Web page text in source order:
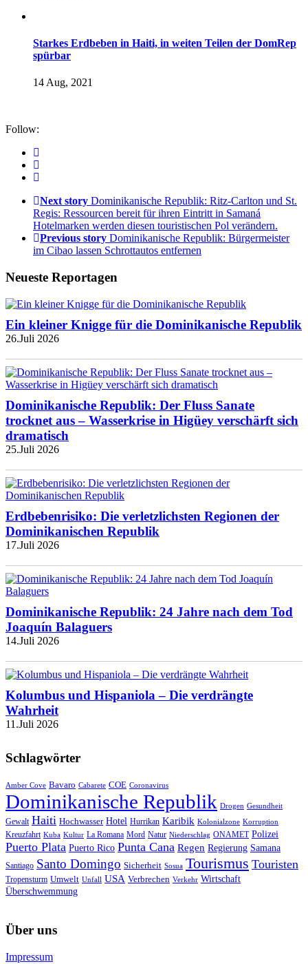
Starkes Erdbeben in Haiti, in weiten Teilen der DomRep
spürbar
14 Aug, 2021
Follow:
Next story Dominikanische Republik: Ritz-Carlton und St.
Regis: Ressourcen bereit für ihren Eintritt in Samaná
Hotelmarken werden diesen touristischen Pol verändern.
Previous story Dominikanische Republik: Bürgermeister
im Cibao lassen Schrottautos entfernen
Neueste Reportagen
Ein kleiner Knigge für die Dominikanische Republik
26.Juli 2026
Dominikanische Republik: Der Fluss Sanate
trocknet aus – Wasserkrise in Higüey verschärft sich
dramatisch
25.Juli 2026
Erdbebenrisiko: Die verletzlichsten Regionen der
Dominikanischen Republik
17.Juli 2026
Dominikanische Republik: 24 Jahre nach dem Tod
Joaquín Balaguers
14.Juli 2026
Kolumbus und Hispaniola – Die verdrängte
Wahrheit
11.Juli 2026
Schlagwörter
Amber Cove Bavaro Cabarete COE Coronavirus
Dominikanische Republik Drogen Gesundheit
Gewalt Haiti Hochwasser Hotel Hurrikan Karibik Kolonialzone Korruption
Kreuzfahrt Kuba Kultur La Romana Mord Natur Niederschlag ONAMET Polizei
Puerto Plata Puerto Rico Punta Cana Regen Regierung Samana
Santiago Santo Domingo Sicherheit Sosua Tourismus Touristen
Tropensturm Umwelt Unfall USA Verbrechen Verkehr Wirtschaft
Überschwemmung
Über uns
Impressum